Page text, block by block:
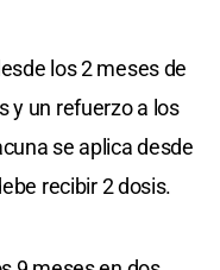
los 2 meses de
y un refuerzo a los
se aplica desde
recibir 2 dosis.